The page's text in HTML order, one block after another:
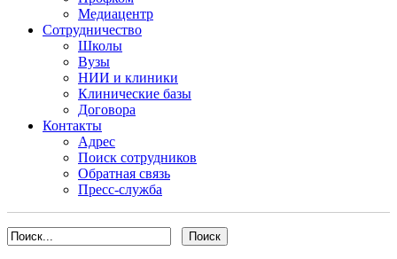
Медиацентр
Сотрудничество
Школы
Вузы
НИИ и клиники
Клинические базы
Договора
Контакты
Адрес
Поиск сотрудников
Обратная связь
Пресс-служба